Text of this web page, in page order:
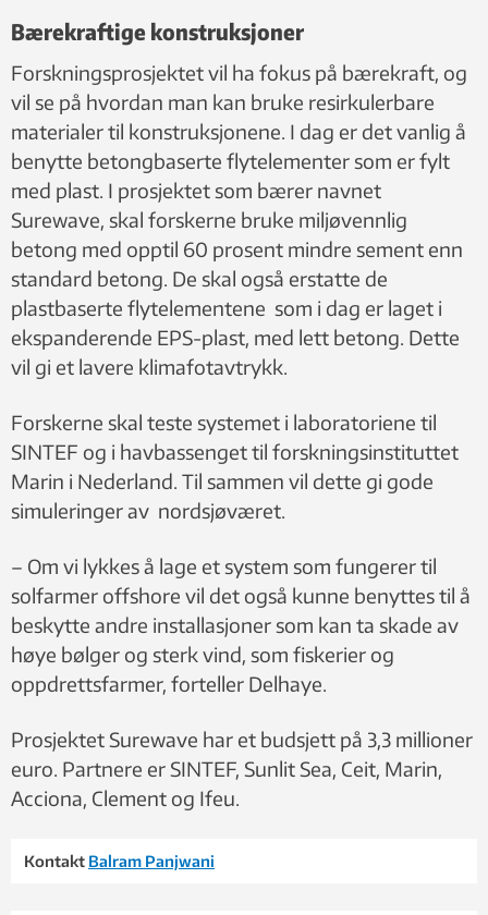
Bærekraftige konstruksjoner
Forskningsprosjektet vil ha fokus på bærekraft, og
vil se på hvordan man kan bruke resirkulerbare
materialer til konstruksjonene. I dag er det vanlig å
benytte betongbaserte flytelementer som er fylt
med plast. I prosjektet som bærer navnet
Surewave, skal forskerne bruke miljøvennlig
betong med opptil 60 prosent mindre sement enn
standard betong. De skal også erstatte de
plastbaserte flytelementene som i dag er laget i
ekspanderende EPS-plast, med lett betong. Dette
vil gi et lavere klimafotavtrykk.
Forskerne skal teste systemet i laboratoriene til
SINTEF og i havbassenget til forskningsinstituttet
Marin i Nederland. Til sammen vil dette gi gode
simuleringer av nordsjøværet.
– Om vi lykkes å lage et system som fungerer til
solfarmer offshore vil det også kunne benyttes til å
beskytte andre installasjoner som kan ta skade av
høye bølger og sterk vind, som fiskerier og
oppdrettsfarmer, forteller Delhaye.
Prosjektet Surewave har et budsjett på 3,3 millioner
euro. Partnere er SINTEF, Sunlit Sea, Ceit, Marin,
Acciona, Clement og Ifeu.
Kontakt Balram Panjwani